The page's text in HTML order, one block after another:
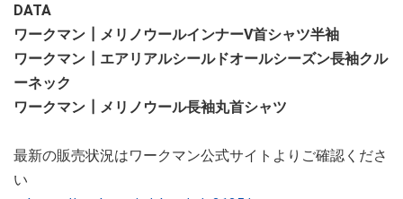
DATA
ワークマン┃メリノウールインナーV首シャツ半袖
ワークマン┃エアリアルシールドオールシーズン長袖クル
ーネック
ワークマン┃メリノウール長袖丸首シャツ
最新の販売状況はワークマン公式サイトよりご確認くださ
い